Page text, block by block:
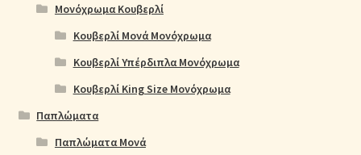
Μονόχρωμα Κουβερλί
Κουβερλί Μονά Μονόχρωμα
Κουβερλί Υπέρδιπλα Μονόχρωμα
Κουβερλί King Size Μονόχρωμα
Παπλώματα
Παπλώματα Μονά